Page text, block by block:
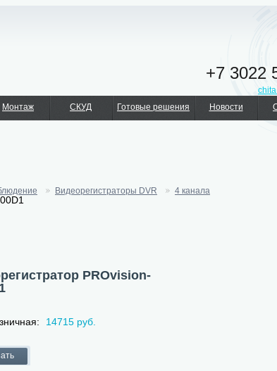
+7 3022
Монтаж СКУД Готовые решения Новости
Видеорегистраторы DVR 4 канала
PROvision-
14715 руб.